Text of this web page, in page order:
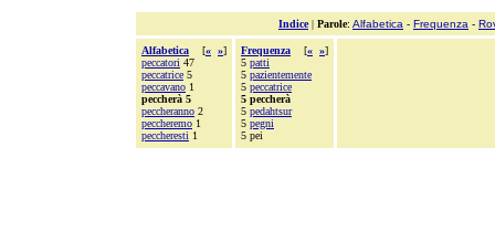
Indice| Parole: Alfabetica - Frequenza -
Alfabetica [« »]
peccatori 47
peccatrice 5
peccavano 1
peccherà 5
peccheranno 2
peccheremo 1
peccheresti 1
Frequenza [« »]
5 patti
5 pazientemente
5 peccatrice
5 peccherà
5 pedahtsur
5 pegni
5 pei